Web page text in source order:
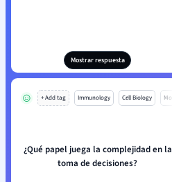
Mostrar respuesta
+ Add tag Immunology Cell Biology Mo
¿Qué papel juega la complejidad en la
toma de decisiones?